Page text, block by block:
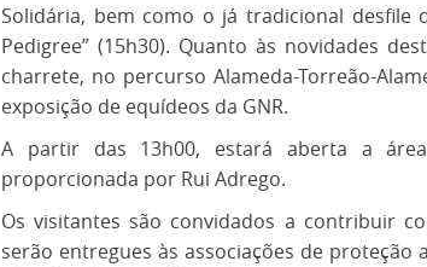
Solidária, bem como o já tradicional desfile
Pedigree” (15h30). Quanto às novidades
charrete, no percurso Alameda-Torreão-
exposição de equídeos da GNR.
A partir das 13h00, estará aberta a
proporcionada por Rui Adrego.
Os visitantes são convidados a contribuir
serão entregues às associações de